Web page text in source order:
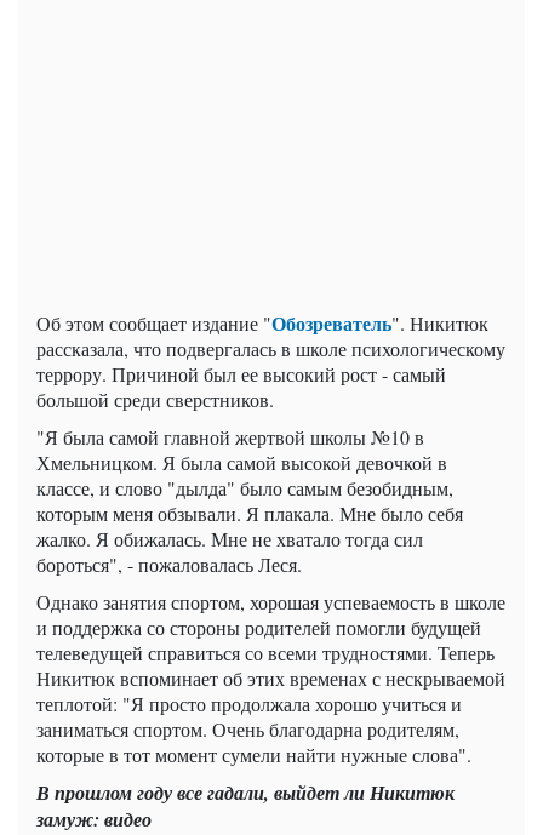
Об этом сообщает издание "Обозреватель". Никитюк
рассказала, что подвергалась в школе психологическому
террору. Причиной был ее высокий рост - самый
большой среди сверстников.
"Я была самой главной жертвой школы №10 в
Хмельницком. Я была самой высокой девочкой в
классе, и слово "дылда" было самым безобидным,
которым меня обзывали. Я плакала. Мне было себя
жалко. Я обижалась. Мне не хватало тогда сил
бороться", - пожаловалась Леся.
Однако занятия спортом, хорошая успеваемость в школе
и поддержка со стороны родителей помогли будущей
телеведущей справиться со всеми трудностями. Теперь
Никитюк вспоминает об этих временах с нескрываемой
теплотой: "Я просто продолжала хорошо учиться и
заниматься спортом. Очень благодарна родителям,
которые в тот момент сумели найти нужные слова".
В прошлом году все гадали, выйдет ли Никитюк
замуж: видео